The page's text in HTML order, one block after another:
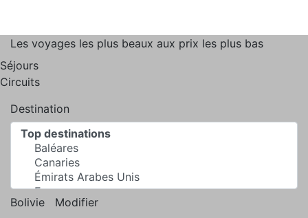
Les voyages les plus beaux aux prix les plus bas
Séjours
Circuits
Destination
Bolivie Modifier